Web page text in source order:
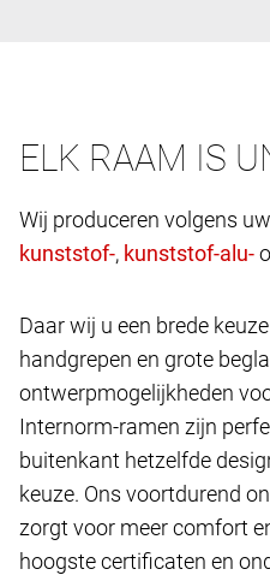
ELK RAAM IS
Wij produceren volgens
,
Daar wij u een brede
handgrepen en grote
ontwerpmogelijkheden
Internorm-ramen zijn
buitenkant hetzelfde
keuze. Ons voortdurend
zorgt voor meer comfort
hoogste certificaten en